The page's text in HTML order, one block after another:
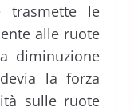
trasmette le
alle ruote
diminuzione
la forza
sulle ruote